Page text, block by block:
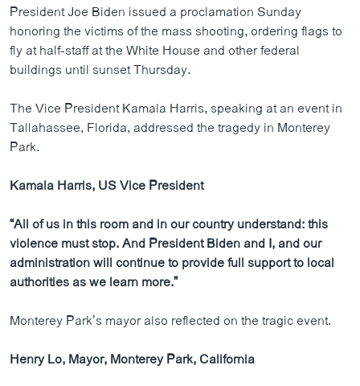
President Joe Biden issued a proclamation Sunday
honoring the victims of the mass shooting, ordering flags to
fly at half-staff at the White House and other federal
buildings until sunset Thursday.
The Vice President Kamala Harris, speaking at an event in
Tallahassee, Florida, addressed the tragedy in Monterey
Park.
Kamala Harris, US Vice President
“All of us in this room and in our country understand: this
violence must stop. And President Biden and I, and our
administration will continue to provide full support to local
authorities as we learn more.”
Monterey Park’s mayor also reflected on the tragic event.
Henry Lo, Mayor, Monterey Park, California